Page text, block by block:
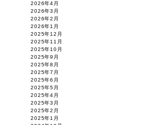
2026年4月
2026年3月
2026年2月
2026年1月
2025年12月
2025年11月
2025年10月
2025年9月
2025年8月
2025年7月
2025年6月
2025年5月
2025年4月
2025年3月
2025年2月
2025年1月